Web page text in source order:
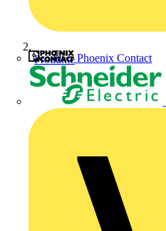
Phoenix Contact
Produkte